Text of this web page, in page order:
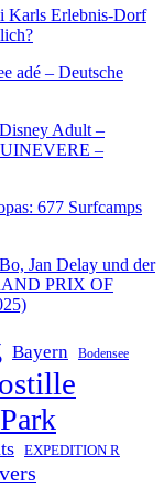
Erlebnis-Dorf
adé – Deutsche
Adult –
–
677 Surfcamps
Jan Delay und der
PRIX OF
Bayern Bodensee
EXPEDITION R